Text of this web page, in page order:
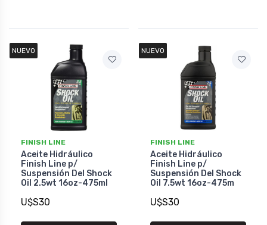
NUEVO
FINISH LINE
Aceite Hidráulico
Finish Line p/
Suspensión Del Shock
Oil 2.5wt 16oz-475ml
U$S30
NUEVO
FINISH LINE
Aceite Hidráulico
Finish Line p/
Suspensión Del Shock
Oil 7.5wt 16oz-475m
U$S30